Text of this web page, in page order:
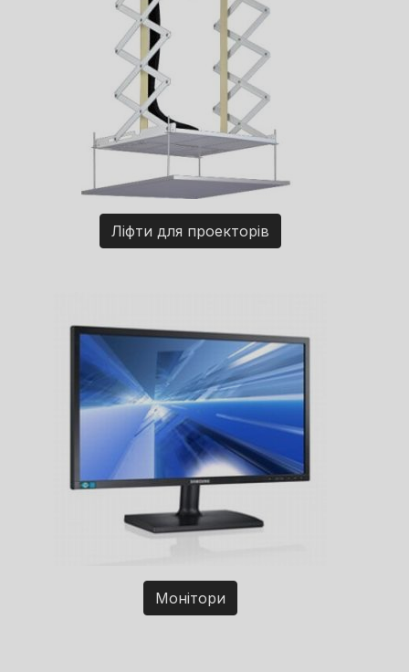
Ліфти для проекторів
Монітори